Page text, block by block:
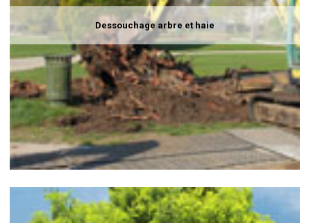
Dessouchage arbre et haie